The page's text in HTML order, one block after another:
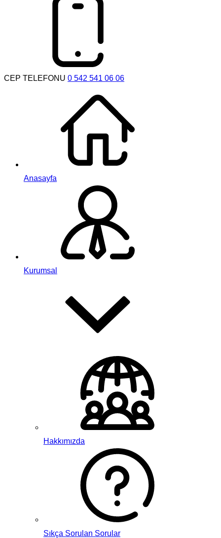
CEP TELEFONU 0 542 541 06 06
Anasayfa
Kurumsal
Hakkımızda
Sıkça Sorulan Sorular